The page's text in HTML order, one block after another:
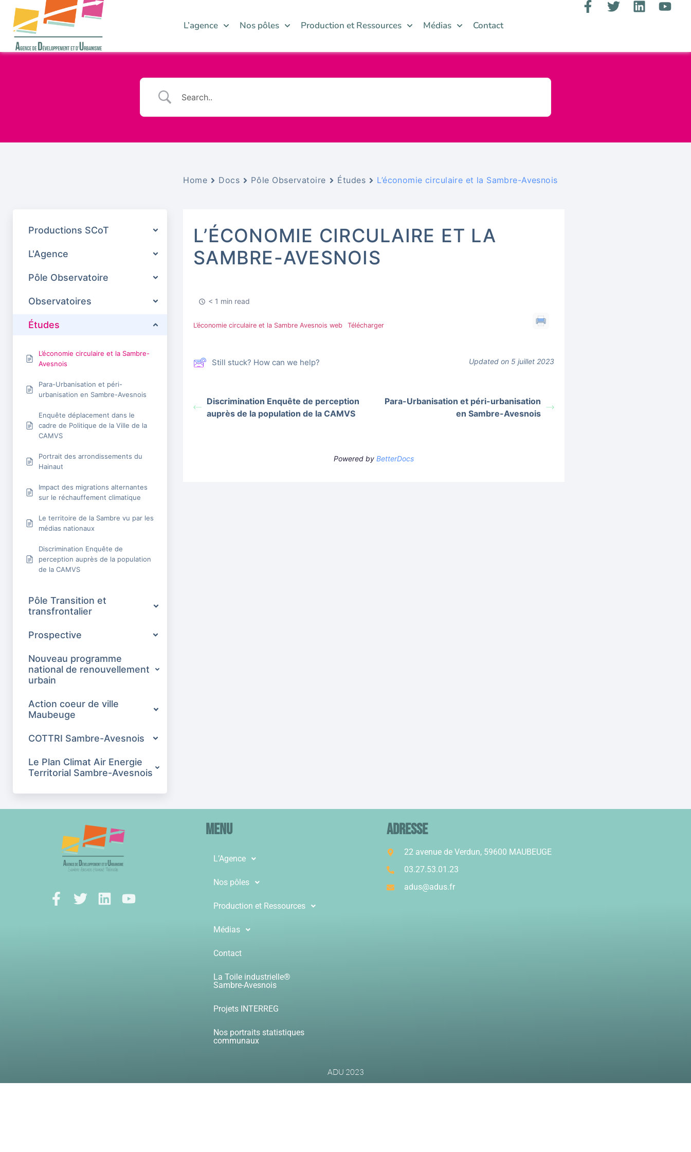
L’agence Nos pôles Production et Ressources Médias Contact
Productions SCoT
L'Agence
Pôle Observatoire
Observatoires
Études
L’économie circulaire et la Sambre-
Avesnois
Para-Urbanisation et péri-
urbanisation en Sambre-Avesnois
Enquête déplacement dans le
cadre de Politique de la Ville de la
CAMVS
Portrait des arrondissements du
Hainaut
Impact des migrations alternantes
sur le réchauffement climatique
Le territoire de la Sambre vu par les
médias nationaux
Discrimination Enquête de
perception auprès de la population
de la CAMVS
Pôle Transition et
transfrontalier
Prospective
Nouveau programme
national de renouvellement
urbain
Action coeur de ville
Maubeuge
COTTRI Sambre-Avesnois
Le Plan Climat Air Energie
Territorial Sambre-Avesnois
Home Docs Pôle Observatoire Études L’économie circulaire et la Sambre-Avesnois
L’ÉCONOMIE CIRCULAIRE ET LA
SAMBRE-AVESNOIS
< 1 min read
L’économie circulaire et la Sambre Avesnois web Télécharger
Still stuck? How can we help? Updated on 5 juillet 2023
Discrimination Enquête de perception
auprès de la population de la CAMVS
Para-Urbanisation et péri-urbanisation
en Sambre-Avesnois
Powered byBetterDocs
Menu
L’Agence
Nos pôles
Production et Ressources
Médias
Contact
La Toile industrielle®
Sambre-Avesnois
Projets INTERREG
Nos portraits statistiques
communaux
ADRESSE
22 avenue de Verdun, 59600 MAUBEUGE
03.27.53.01.23
adus@adus.fr
ADU 2023